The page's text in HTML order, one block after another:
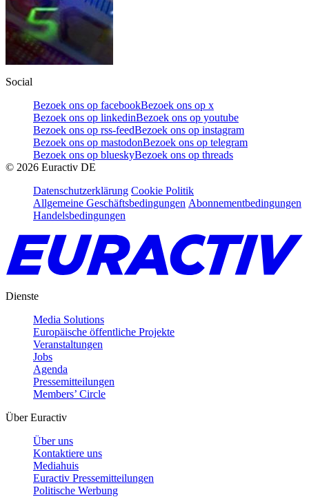
Social
Bezoek ons op facebookBezoek ons op x
Bezoek ons op linkedinBezoek ons op youtube
Bezoek ons op rss-feedBezoek ons op instagram
Bezoek ons op mastodonBezoek ons op telegram
Bezoek ons op blueskyBezoek ons op threads
© 2026 Euractiv DE
Datenschutzerklärung Cookie Politik
Allgemeine Geschäftsbedingungen Abonnementbedingungen
Handelsbedingungen
Dienste
Media Solutions
Europäische öffentliche Projekte
Veranstaltungen
Jobs
Agenda
Pressemitteilungen
Members’ Circle
Über Euractiv
Über uns
Kontaktiere uns
Mediahuis
Euractiv Pressemitteilungen
Politische Werbung